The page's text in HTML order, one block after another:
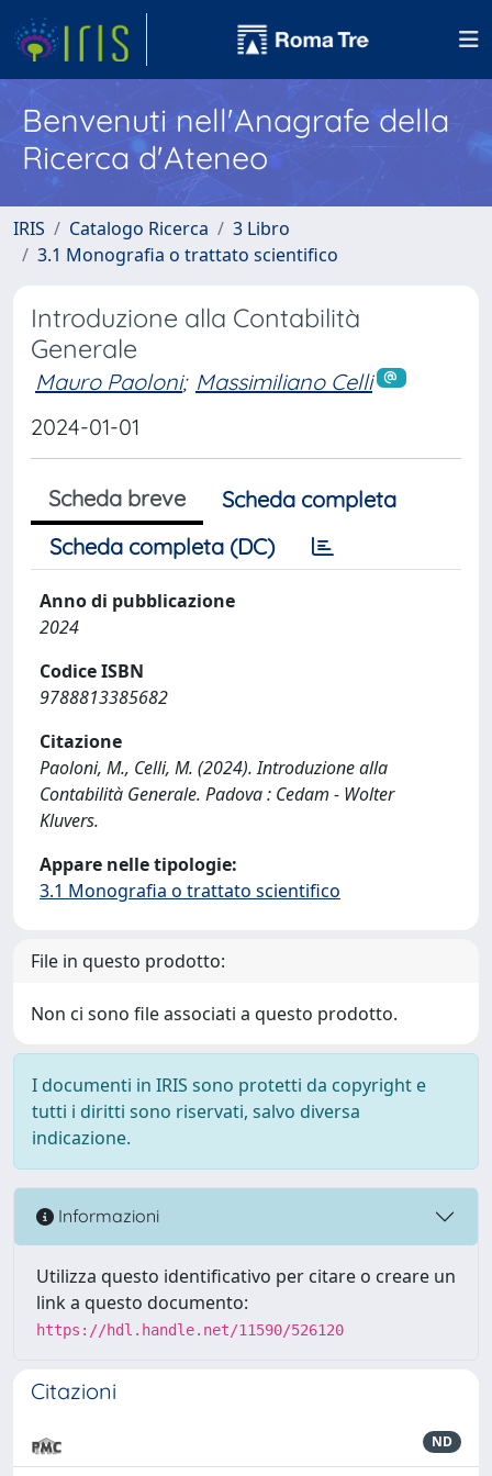
Benvenuti nell'Anagrafe della
Ricerca d'Ateneo
IRIS Catalogo Ricerca
3 Libro
3.1 Monografia o trattato scientifico
Introduzione alla Contabilità
Generale
Mauro Paoloni; Massimiliano Celli
2024-01-01
Scheda breve
Scheda completa
Scheda completa (DC)
Anno di pubblicazione
2024
Codice ISBN
9788813385682
Citazione
Paoloni, M., Celli, M. (2024). Introduzione alla
Contabilità Generale. Padova : Cedam - Wolter
Kluvers.
Appare nelle tipologie:
3.1 Monografia o trattato scientifico
File in questo prodotto:
Non ci sono file associati a questo prodotto.
I documenti in IRIS sono protetti da copyright e
tutti i diritti sono riservati, salvo diversa
indicazione.
Informazioni
Utilizza questo identificativo per citare o creare un
link a questo documento:
https://hdl.handle.net/11590/526120
Citazioni
ND